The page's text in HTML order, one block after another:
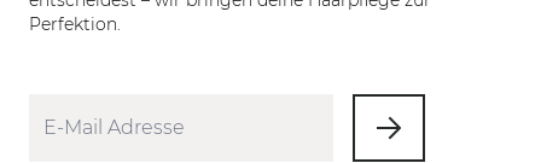
Perfektion.